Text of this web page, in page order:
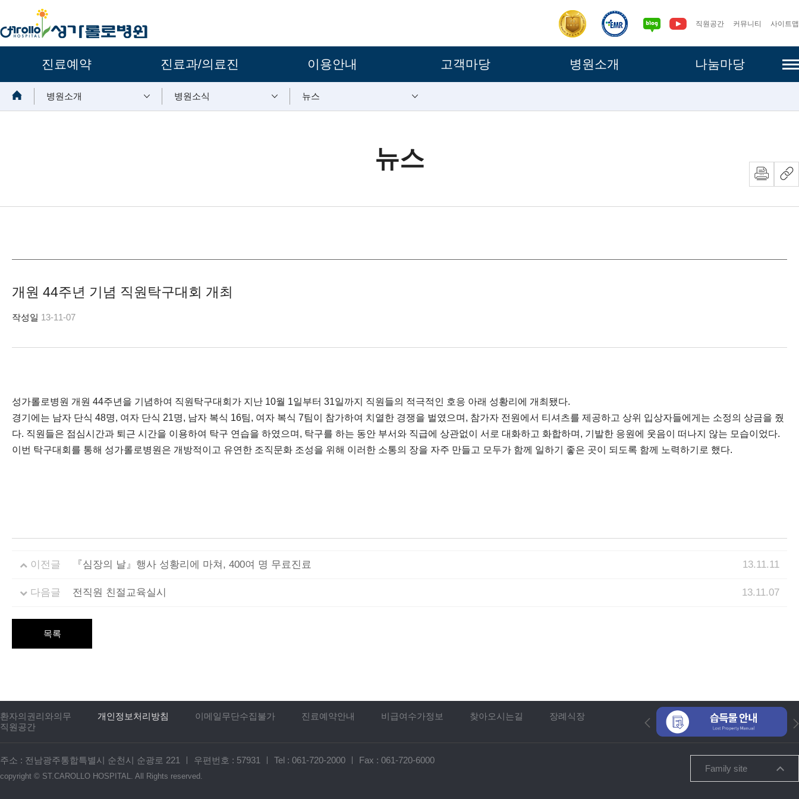
직원공간 커뮤니티 사이트맵
진료예약 진료과/의료진 이용안내 고객마당 병원소개 나눔마당
보조메뉴 병원소개 병원소식 뉴스
뉴스
개원 44주년 기념 직원탁구대회 개최
작성일 13-11-07
성가롤로병원 개원 44주년을 기념하여 직원탁구대회가 지난 10월 1일부터 31일까지 직원들의 적극적인 호응 아래 성황리에 개최됐다.
경기에는 남자 단식 48명, 여자 단식 21명, 남자 복식 16팀, 여자 복식 7팀이 참가하여 치열한 경쟁을 벌였으며, 참가자 전원에서 티셔츠를 제공하고 상위 입상자들에게는 소정의 상금을 줬
다. 직원들은 점심시간과 퇴근 시간을 이용하여 탁구 연습을 하였으며, 탁구를 하는 동안 부서와 직급에 상관없이 서로 대화하고 화합하며, 기발한 응원에 웃음이 떠나지 않는 모습이었다.
이번 탁구대회를 통해 성가롤로병원은 개방적이고 유연한 조직문화 조성을 위해 이러한 소통의 장을 자주 만들고 모두가 함께 일하기 좋은 곳이 되도록 함께 노력하기로 했다.
이전글 『심장의 날』행사 성황리에 마쳐, 400여 명 무료진료 13.11.11
다음글 전직원 친절교육실시 13.11.07
목록
환자의권리와의무 개인정보처리방침 이메일무단수집불가 진료예약안내 비급여수가정보 찾아오시는길
장례식장
직원공간
Family site
주소 : 전남광주통합특별시 순천시 순광로 221 ㅣ 우편번호 : 57931 ㅣ Tel : 061-720-2000 ㅣ Fax : 061-720-6000
copyright © ST.CAROLLO HOSPITAL. All Rights reserved.